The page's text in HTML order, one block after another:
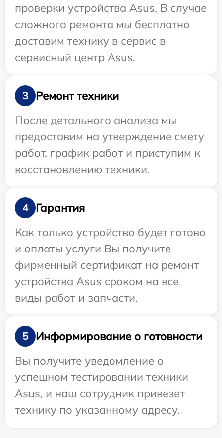
проверки устройства Asus. В случае
сложного ремонта мы бесплатно
доставим технику в сервис в
сервисный центр Asus.
3
Ремонт техники
После детального анализа мы
предоставим на утверждение смету
работ, график работ и приступим к
восстановлению техники.
4
Гарантия
Как только устройство будет готово
и оплаты услуги Вы получите
фирменный сертификат на ремонт
устройства Asus сроком на все
виды работ и запчасти.
5
Информирование о готовности
Вы получите уведомление о
успешном тестировании техники
Asus, и наш сотрудник привезет
технику по указанному адресу.